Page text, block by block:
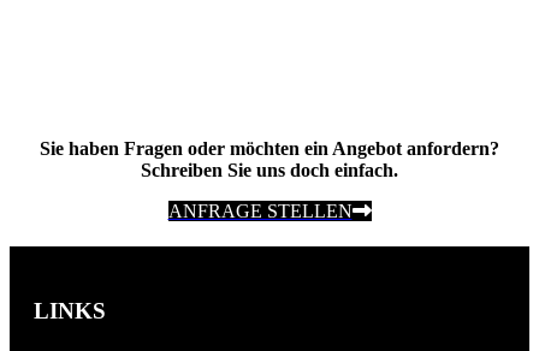
Sie haben Fragen oder möchten ein Angebot anfordern?
Schreiben Sie uns doch einfach.
ANFRAGE STELLEN
LINKS